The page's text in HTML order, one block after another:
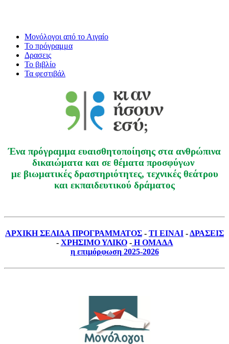
Μονόλογοι από το Αιγαίο
Το πρόγραμμα
Δρασεις
Το βιβλίο
Τα φεστιβάλ
Ένα πρόγραμμα ευαισθητοποίησης στα ανθρώπινα
δικαιώματα και σε θέματα προσφύγων
με βιωματικές δραστηριότητες, τεχνικές θεάτρου
και εκπαιδευτικού δράματος
ΑΡΧΙΚΗ ΣΕΛΙΔΑ ΠΡΟΓΡΑΜΜΑΤΟΣ - ΤΙ ΕΙΝΑΙ -ΔΡΑΣΕΙΣ
- ΧΡΗΣΙΜΟ ΥΛΙΚΟ-Η ΟΜΑΔΑ
η επιμόρφωση 2025-2026